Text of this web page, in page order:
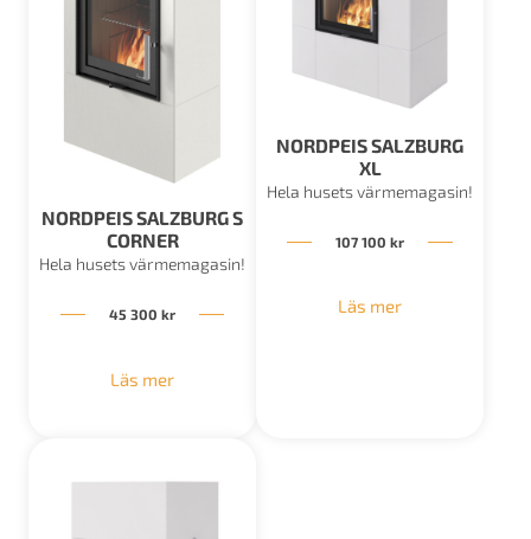
NORDPEIS SALZBURG S
CORNER
Hela husets värmemagasin!
45 300 kr
Läs mer
NORDPEIS SALZBURG
XL
Hela husets värmemagasin!
107 100 kr
Läs mer